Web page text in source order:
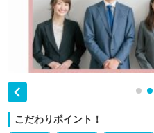

こだわりポイント！